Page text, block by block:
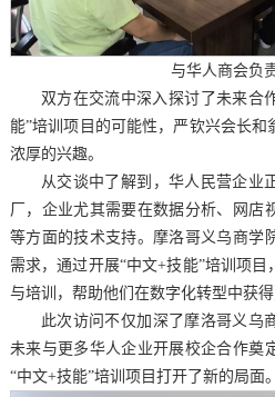
与华人商会负
双方在交流中深入探讨了未来合
能”培训项目的可能性，严钦兴会长
浓厚的兴趣。
从交谈中了解到，华人民营企业
厂，企业尤其需要在数据分析、网店
等方面的技术支持。摩洛哥义乌商学
需求，通过开展“中文+技能”培训项
与培训，帮助他们在数字化转型中获得
此次访问不仅加深了摩洛哥义乌
未来与更多华人企业开展校企合作奠
“中文+技能”培训项目打开了新的局面。